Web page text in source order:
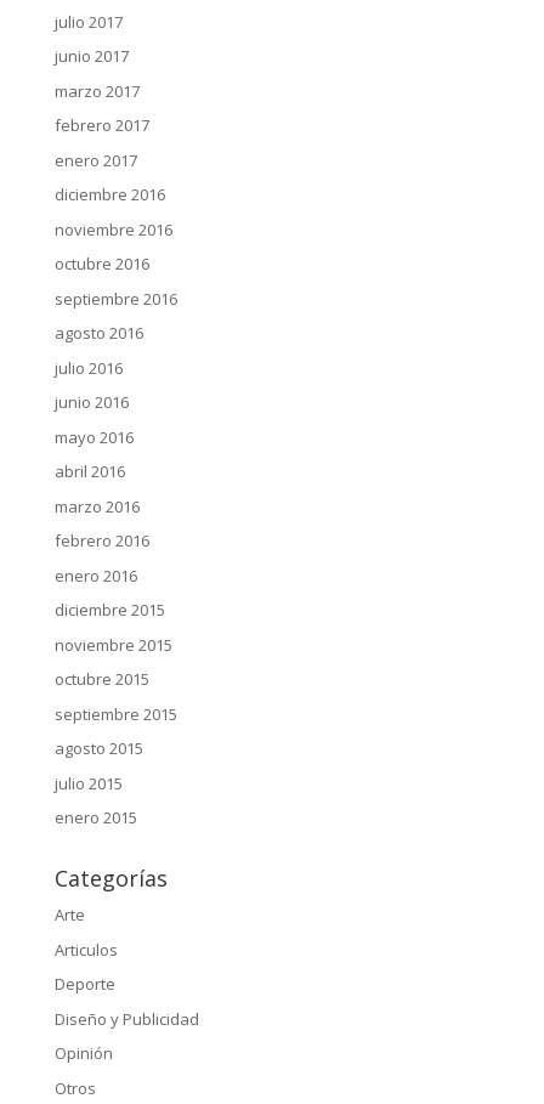
julio 2017
junio 2017
marzo 2017
febrero 2017
enero 2017
diciembre 2016
noviembre 2016
octubre 2016
septiembre 2016
agosto 2016
julio 2016
junio 2016
mayo 2016
abril 2016
marzo 2016
febrero 2016
enero 2016
diciembre 2015
noviembre 2015
octubre 2015
septiembre 2015
agosto 2015
julio 2015
enero 2015
Categorías
Arte
Articulos
Deporte
Diseño y Publicidad
Opinión
Otros